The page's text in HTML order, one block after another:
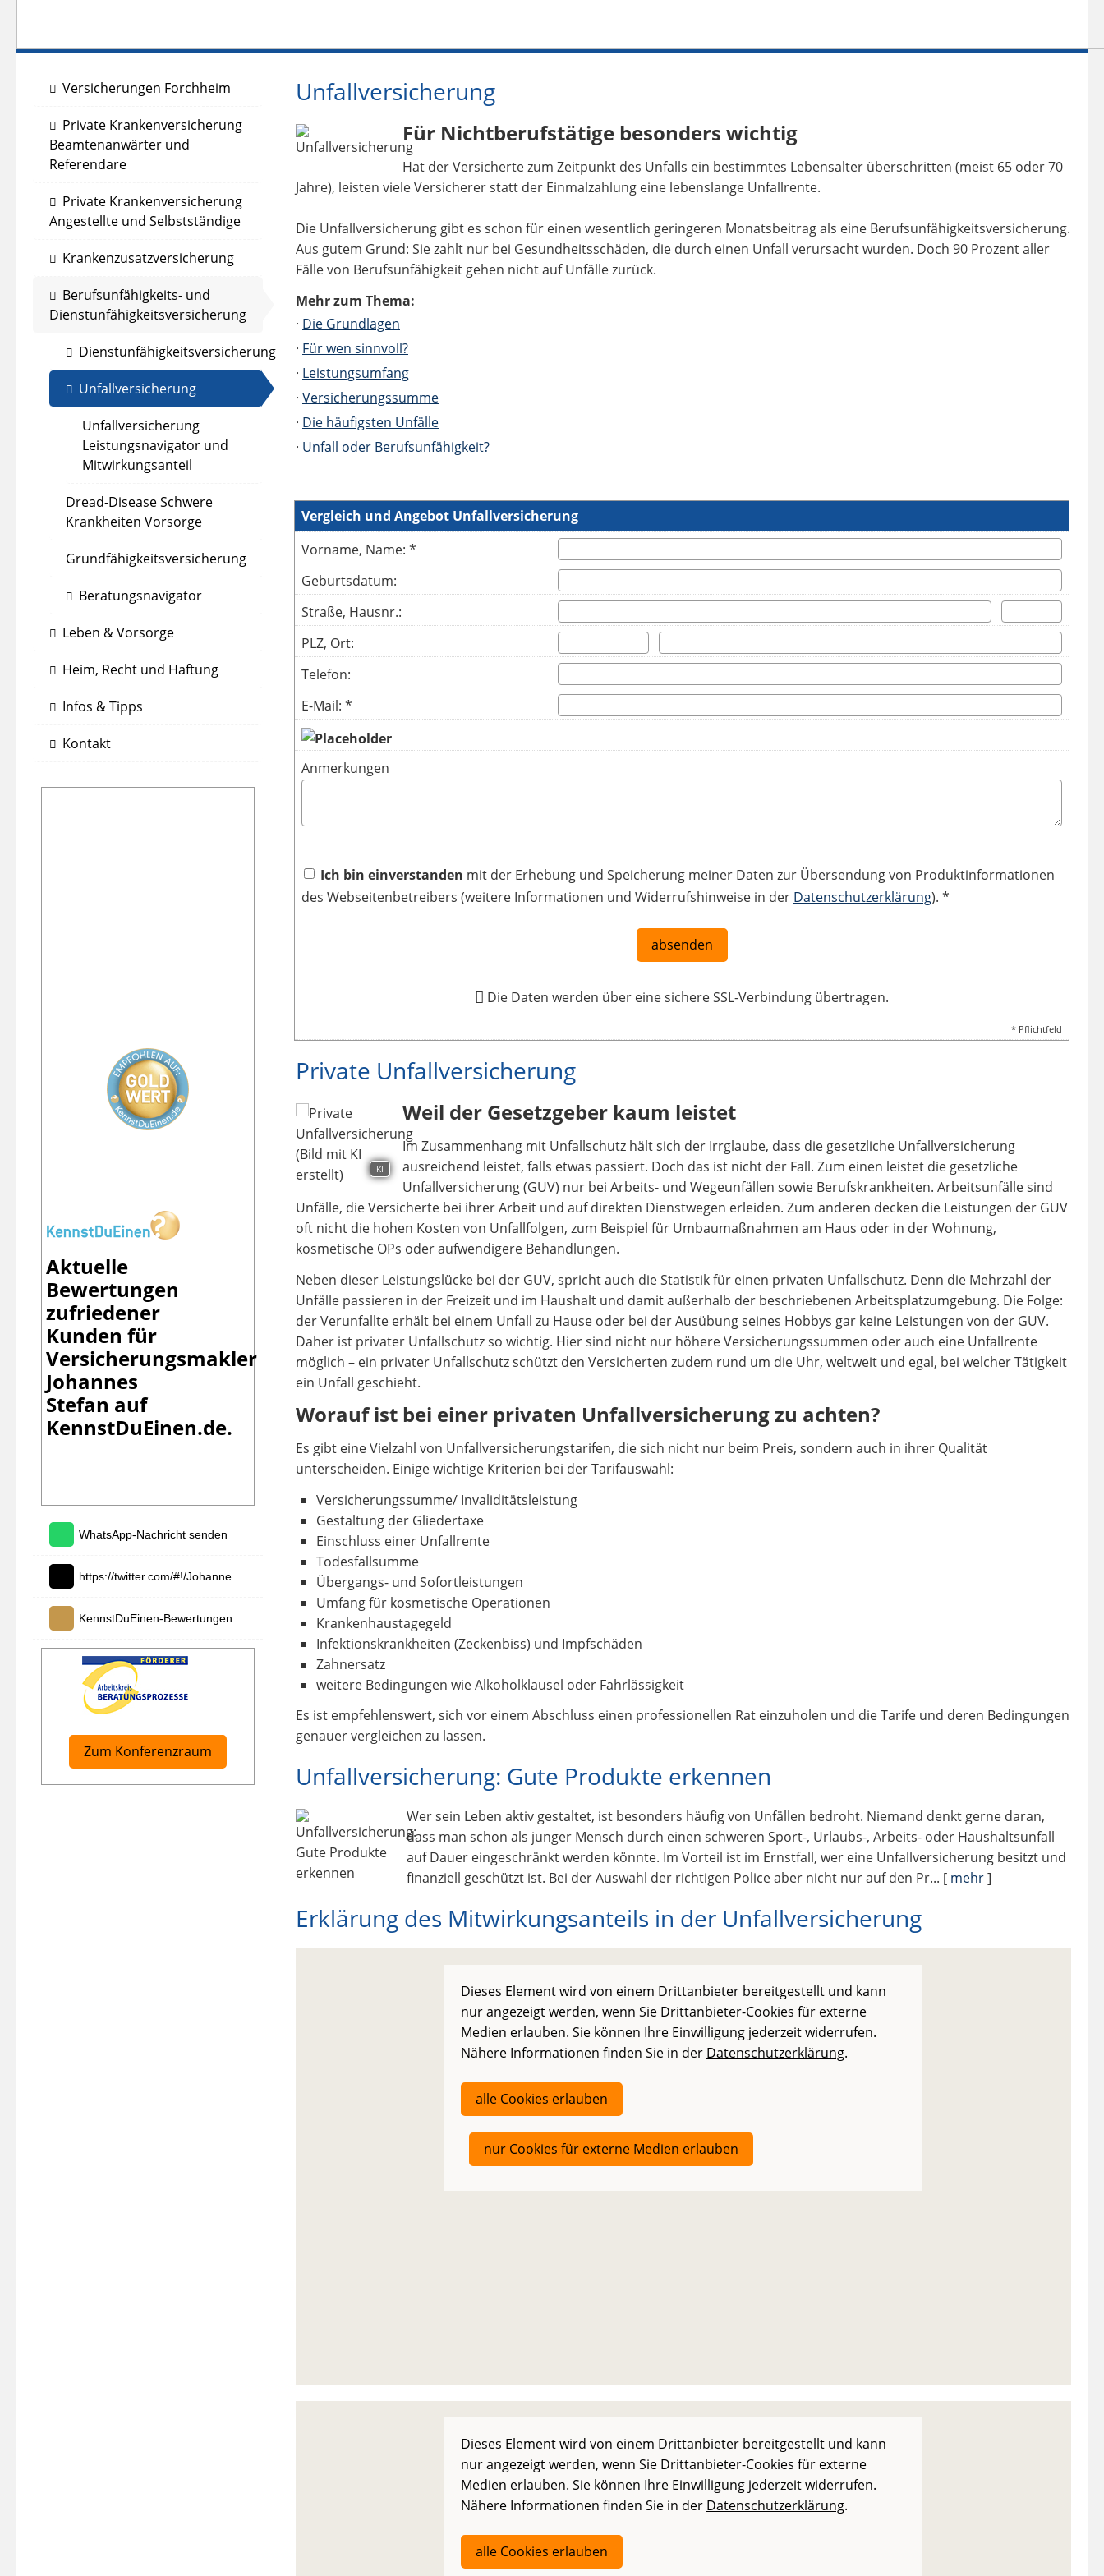
Versicherungen Forchheim
Private Krankenversicherung
Beamtenanwärter und
Referendare
Private Krankenversicherung
Angestellte und Selbstständige
Krankenzusatzversicherung
Berufsunfähigkeits- und
Dienstunfähigkeitsversicherung
Dienstunfähigkeitsversicherung
Unfallversicherung
Unfallversicherung
Leistungsnavigator und
Mitwirkungsanteil
Dread-Disease Schwere
Krankheiten Vorsorge
Grundfähigkeitsversicherung
Beratungsnavigator
Leben & Vorsorge
Heim, Recht und Haftung
Infos & Tipps
Kontakt
Aktuelle
Bewertungen
zufriedener
Kunden für
Versicherungsmakler
Johannes
Stefan auf
KennstDuEinen.de.
WhatsApp-Nachricht senden
https://twitter.com/#!/Johanne
KennstDuEinen-Bewertungen
Zum Konferenzraum
Unfallversicherung
Für Nichtberufstätige besonders wichtig
Hat der Versicherte zum Zeitpunkt des Unfalls ein bestimmtes Lebensalter überschritten (meist 65 oder 70
Jahre), leisten viele Versicherer statt der Einmalzahlung eine lebenslange Unfallrente.
Die Unfallversicherung gibt es schon für einen wesentlich geringeren Monatsbeitrag als eine Berufsunfähigkeitsversicherung.
Aus gutem Grund: Sie zahlt nur bei Gesundheitsschäden, die durch einen Unfall verursacht wurden. Doch 90 Prozent aller
Fälle von Berufsunfähigkeit gehen nicht auf Unfälle zurück.
Mehr zum Thema:
· Die Grundlagen
· Für wen sinnvoll?
· Leistungsumfang
· Versicherungssumme
· Die häufigsten Unfälle
· Unfall oder Berufsunfähigkeit?
Vergleich und Angebot Unfallversicherung
Vorname, Name: *
Geburtsdatum:
Straße, Hausnr.:
PLZ, Ort:
Telefon:
E-Mail: *
Anmerkungen
Ich bin einverstanden mit der Erhebung und Speicherung meiner Daten zur Übersendung von Produktinformationen
des Webseitenbetreibers (weitere Informationen und Widerrufshinweise in der Datenschutzerklärung). *
absenden
Die Daten werden über eine sichere SSL-Verbindung übertragen.
* Pflichtfeld
Private Unfallversicherung
KI
Weil der Gesetzgeber kaum leistet
Im Zusammenhang mit Unfallschutz hält sich der Irrglaube, dass die gesetzliche Unfallversicherung
ausreichend leistet, falls etwas passiert. Doch das ist nicht der Fall. Zum einen leistet die gesetzliche
Unfallversicherung (GUV) nur bei Arbeits- und Wegeunfällen sowie Berufskrankheiten. Arbeitsunfälle sind
Unfälle, die Versicherte bei ihrer Arbeit und auf direkten Dienstwegen erleiden. Zum anderen decken die Leistungen der GUV
oft nicht die hohen Kosten von Unfallfolgen, zum Beispiel für Umbaumaßnahmen am Haus oder in der Wohnung,
kosmetische OPs oder aufwendigere Behandlungen.
Neben dieser Leistungslücke bei der GUV, spricht auch die Statistik für einen privaten Unfallschutz. Denn die Mehrzahl der
Unfälle passieren in der Freizeit und im Haushalt und damit außerhalb der beschriebenen Arbeitsplatzumgebung. Die Folge:
der Verunfallte erhält bei einem Unfall zu Hause oder bei der Ausübung seines Hobbys gar keine Leistungen von der GUV.
Daher ist privater Unfallschutz so wichtig. Hier sind nicht nur höhere Versicherungssummen oder auch eine Unfallrente
möglich – ein privater Unfallschutz schützt den Versicherten zudem rund um die Uhr, weltweit und egal, bei welcher Tätigkeit
ein Unfall geschieht.
Worauf ist bei einer privaten Unfallversicherung zu achten?
Es gibt eine Vielzahl von Unfallversicherungstarifen, die sich nicht nur beim Preis, sondern auch in ihrer Qualität
unterscheiden. Einige wichtige Kriterien bei der Tarifauswahl:
Versicherungssumme/ Invaliditätsleistung
Gestaltung der Gliedertaxe
Einschluss einer Unfallrente
Todesfallsumme
Übergangs- und Sofortleistungen
Umfang für kosmetische Operationen
Krankenhaustagegeld
Infektionskrankheiten (Zeckenbiss) und Impfschäden
Zahnersatz
weitere Bedingungen wie Alkoholklausel oder Fahrlässigkeit
Es ist empfehlenswert, sich vor einem Abschluss einen professionellen Rat einzuholen und die Tarife und deren Bedingungen
genauer vergleichen zu lassen.
Unfallversicherung: Gute Produkte erkennen
Wer sein Leben aktiv gestaltet, ist besonders häufig von Unfällen bedroht. Niemand denkt gerne daran,
dass man schon als junger Mensch durch einen schweren Sport-, Urlaubs-, Arbeits- oder Haushaltsunfall
auf Dauer eingeschränkt werden könnte. Im Vorteil ist im Ernstfall, wer eine Unfallversicherung besitzt und
finanziell geschützt ist. Bei der Auswahl der richtigen Police aber nicht nur auf den Pr... [ mehr]
Erklärung des Mitwirkungsanteils in der Unfallversicherung
Dieses Element wird von einem Drittanbieter bereitgestellt und kann
nur angezeigt werden, wenn Sie Drittanbieter-Cookies für externe
Medien erlauben. Sie können Ihre Einwilligung jederzeit widerrufen.
Nähere Informationen finden Sie in der Datenschutzerklärung.
alle Cookies erlauben
nur Cookies für externe Medien erlauben
Dieses Element wird von einem Drittanbieter bereitgestellt und kann
nur angezeigt werden, wenn Sie Drittanbieter-Cookies für externe
Medien erlauben. Sie können Ihre Einwilligung jederzeit widerrufen.
Nähere Informationen finden Sie in der Datenschutzerklärung.
alle Cookies erlauben